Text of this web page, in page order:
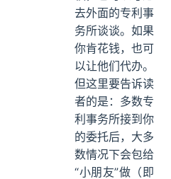
去外面的专利事
务所谈谈。如果
你肯花钱，也可
以让他们代办。
但这里要告诉读
者的是：多数专
利事务所接到你
的委托后，大多
数情况下会包给
“小朋友”做（即